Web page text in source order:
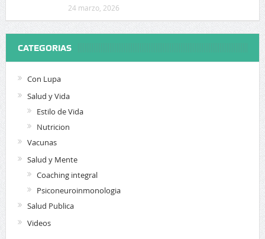
24 marzo, 2026
CATEGORIAS
Con Lupa
Salud y Vida
Estilo de Vida
Nutricion
Vacunas
Salud y Mente
Coaching integral
Psiconeuroinmonologia
Salud Publica
Videos